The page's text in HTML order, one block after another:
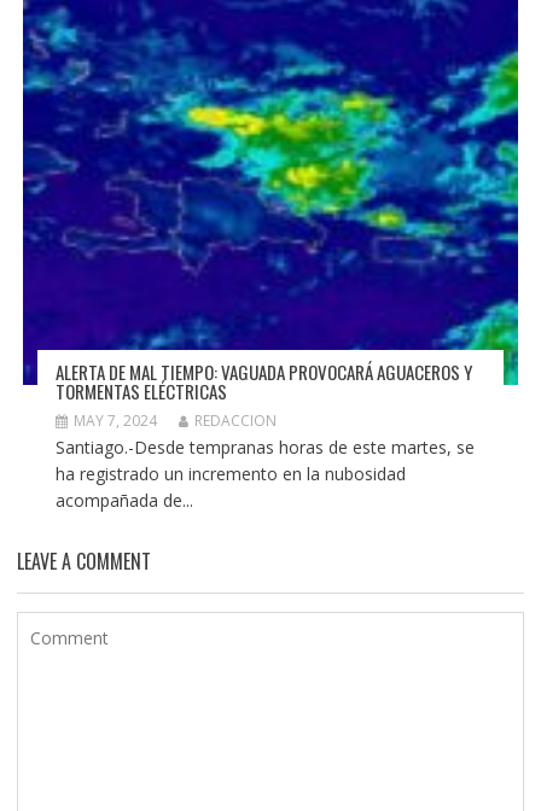
ALERTA DE MAL TIEMPO: VAGUADA PROVOCARÁ AGUACEROS Y
TORMENTAS ELÉCTRICAS
MAY 7, 2024 REDACCION
Santiago.-Desde tempranas horas de este martes, se
ha registrado un incremento en la nubosidad
acompañada de...
LEAVE A COMMENT